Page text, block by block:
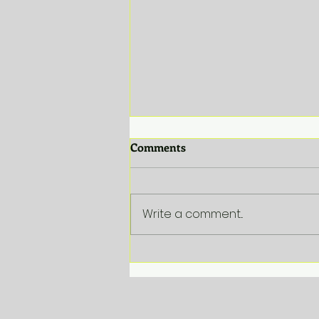
VDAB Corporate
Beleidsbriefing 2025
Comments
Write a comment...